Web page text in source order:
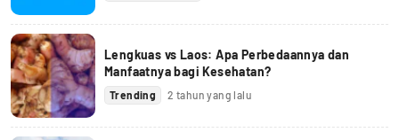
Lengkuas vs Laos: Apa Perbedaannya dan
Manfaatnya bagi Kesehatan?
Trending 2 tahun yang lalu